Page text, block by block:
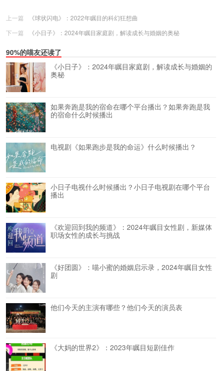
上一篇
《球状闪电》：2022年瞩目的科幻狂想曲
下一篇
《小日子》：2024年瞩目家庭剧，解读成长与婚姻的奥秘
90%的喵友还读了
《小日子》：2024年瞩目家庭剧，解读成长与婚姻的
奥秘
如果奔跑是我的宿命在哪个平台播出？如果奔跑是我
的宿命什么时候播出
电视剧《如果跑步是我的命运》什么时候播出？
小日子电视什么时候播出？小日子电视剧在哪个平台
播出
《欢迎回到我的频道》：2024年瞩目女性剧，新媒体
职场女性的成长与挑战
《好团圆》：喵小蜜的婚姻启示录，2024年瞩目女性
剧
他们今天的主演有哪些？他们今天的演员表
《大妈的世界2》：2023年瞩目短剧佳作